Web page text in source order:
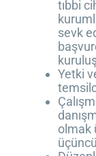
tıbbi
sevk
Yetki
olmak